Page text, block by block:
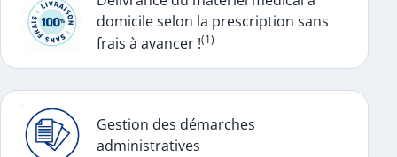
domicile selon la prescription sans
frais à avancer !(1)
Gestion des démarches
administratives